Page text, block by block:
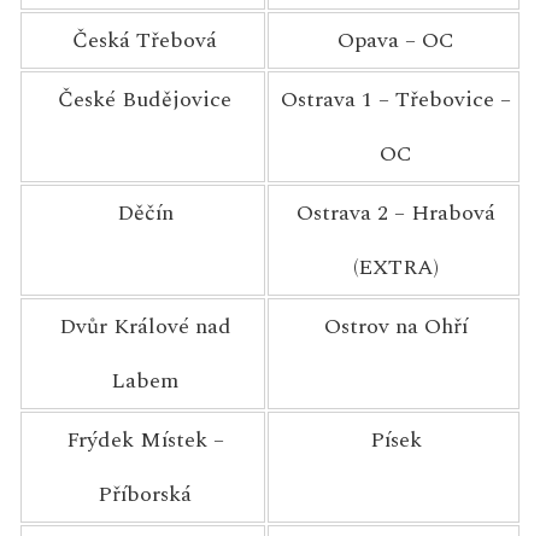
Česká Třebová
Opava – OC
České Budějovice
Ostrava 1 – Třebovice –
OC
Děčín
Ostrava 2 – Hrabová
(EXTRA)
Dvůr Králové nad
Labem
Ostrov na Ohří
Frýdek Místek –
Příborská
Písek